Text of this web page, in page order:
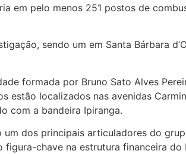
em pelo menos 251 postos de
sendo um em Santa Bárbara
formada por Bruno Sato Alves
estão localizados nas avenidas
com a bandeira Ipiranga.
dos principais articuladores do
chave na estrutura financeira